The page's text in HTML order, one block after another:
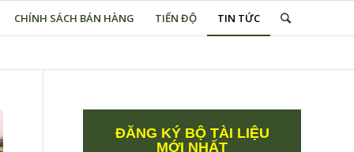
CHÍNH SÁCH BÁN HÀNG TIẾN ĐỘ TIN TỨC
ĐĂNG KÝ BỘ TÀI LIỆU
MỚI NHẤT